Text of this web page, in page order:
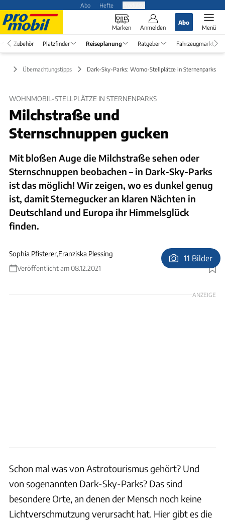
Abo Hefte
Marken Anmelden
Abo
Menü
Zubehör Platzfinder Reiseplanung Ratgeber Fahrzeugmarkt
Übernachtungstipps Dark-Sky-Parks: Womo-Stellplätze in Sternenparks
WOHNMOBIL-STELLPLÄTZE IN STERNENPARKS
Milchstraße und
Sternschnuppen gucken
Mit bloßen Auge die Milchstraße sehen oder
Sternschnuppen beobachen – in Dark-Sky-Parks
ist das möglich! Wir zeigen, wo es dunkel genug
ist, damit Sternegucker an klaren Nächten in
Deutschland und Europa ihr Himmelsglück
finden.
Sophia Pfisterer,Franziska Plessing
Veröffentlicht am 08.12.2021
Foto: Kai Kröger
11 Bilder
ANZEIGE
Schon mal was von Astrotourismus gehört? Und
von sogenannten Dark-Sky-Parks? Das sind
besondere Orte, an denen der Mensch noch keine
Lichtverschmutzung verursacht hat. Hier gibt es die